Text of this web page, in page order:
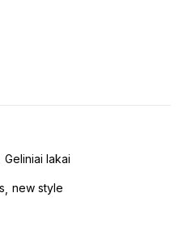
Geliniai lakai
new style